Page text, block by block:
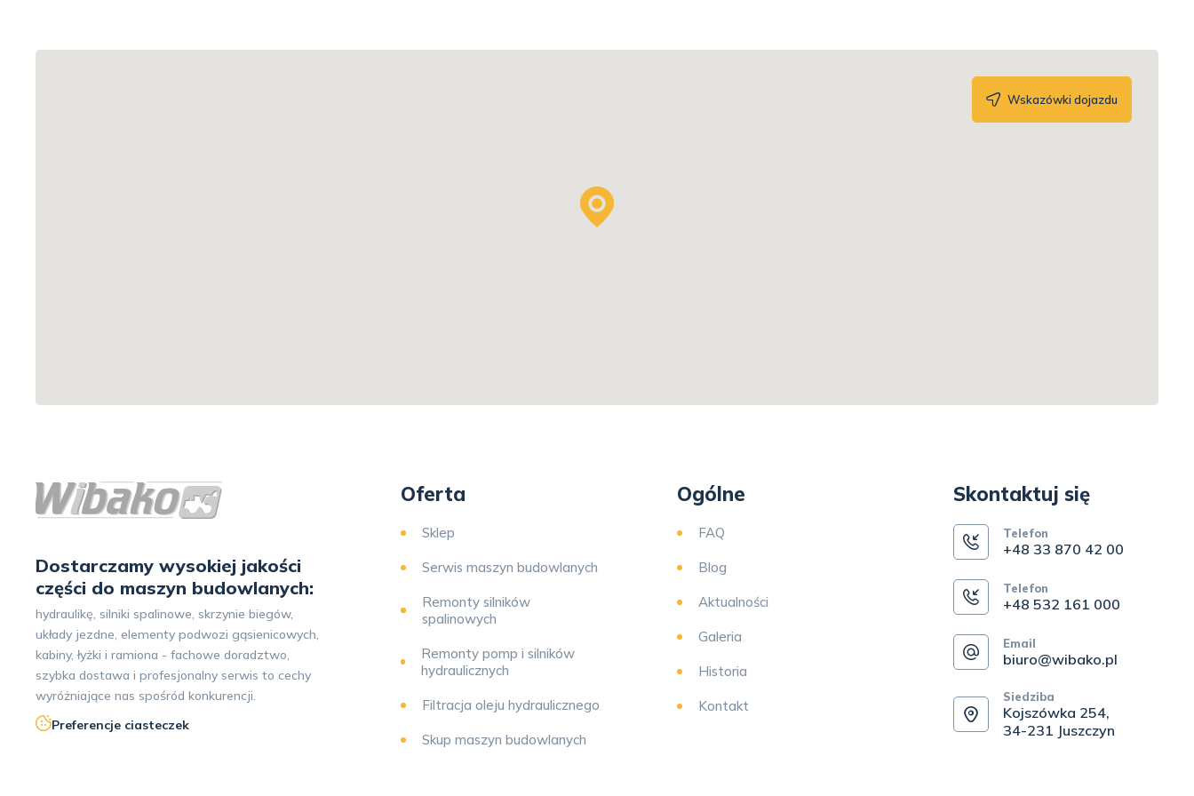
Wskazówki dojazdu
Dostarczamy wysokiej jakości
części do maszyn budowlanych:
hydraulikę, silniki spalinowe, skrzynie biegów,
układy jezdne, elementy podwozi gąsienicowych,
kabiny, łyżki i ramiona - fachowe doradztwo,
szybka dostawa i profesjonalny serwis to cechy
wyróżniające nas spośród konkurencji.
Preferencje ciasteczek
Oferta
Sklep
Serwis maszyn budowlanych
Remonty silników
spalinowych
Remonty pomp i silników
hydraulicznych
Filtracja oleju hydraulicznego
Skup maszyn budowlanych
Ogólne
FAQ
Blog
Aktualności
Galeria
Historia
Kontakt
Skontaktuj się
Telefon
+48 33 870 42 00
Telefon
+48 532 161 000
Email
biuro@wibako.pl
Siedziba
Kojszówka 254,
34-231 Juszczyn